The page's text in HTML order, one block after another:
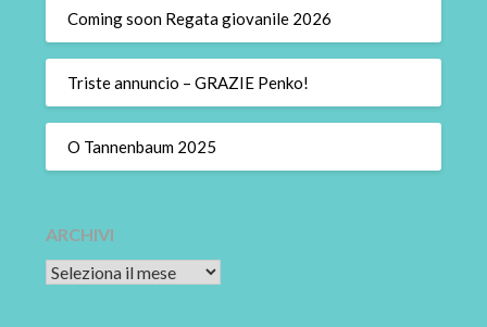
Coming soon Regata giovanile 2026
Triste annuncio – GRAZIE Penko!
O Tannenbaum 2025
ARCHIVI
Archivi